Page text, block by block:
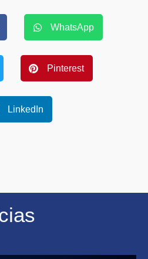
WhatsApp
Pinterest
LinkedIn